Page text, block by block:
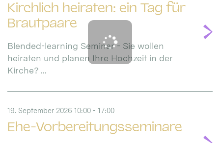
Kirchlich heiraten: ein Tag für
Brautpaare
Blended-learning Seminar - Sie wollen
heiraten und planen Ihre Hochzeit in der
Kirche? ...
Ehe-Vorbereitungsseminare
19. September 2026 10:00 - 17:00